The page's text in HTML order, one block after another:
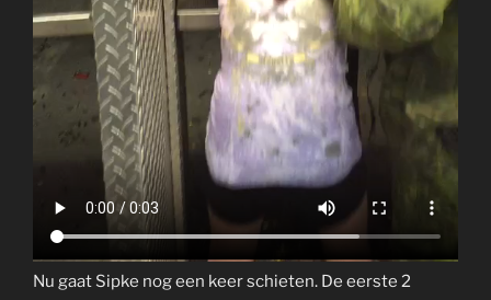
Nu gaat Sipke nog een keer schieten. De eerste 2